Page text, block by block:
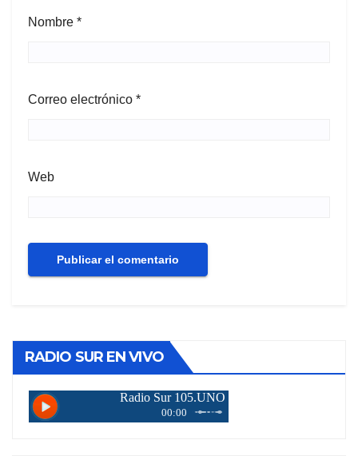
Nombre *
Correo electrónico *
Web
RADIO SUR EN VIVO